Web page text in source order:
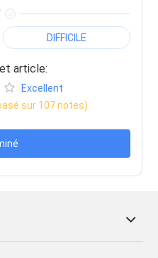
DIFFICILE
article:
Excellent
sur 107notes)